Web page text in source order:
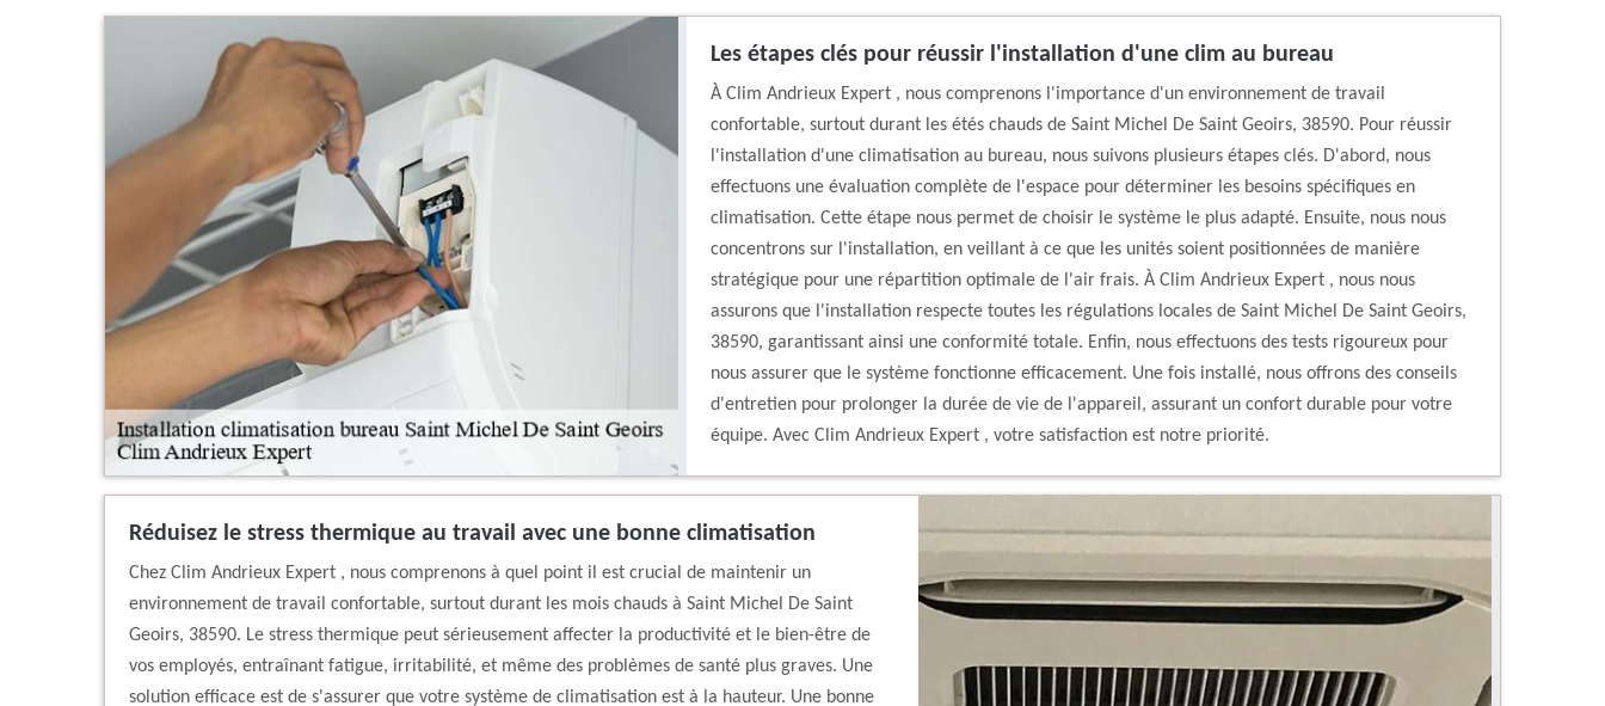
Les étapes clés pour réussir l'installation d'une clim au bureau
À Clim Andrieux Expert , nous comprenons l'importance d'un environnement de travail
confortable, surtout durant les étés chauds de Saint Michel De Saint Geoirs, 38590. Pour réussir
l'installation d'une climatisation au bureau, nous suivons plusieurs étapes clés. D'abord, nous
effectuons une évaluation complète de l'espace pour déterminer les besoins spécifiques en
climatisation. Cette étape nous permet de choisir le système le plus adapté. Ensuite, nous nous
concentrons sur l'installation, en veillant à ce que les unités soient positionnées de manière
stratégique pour une répartition optimale de l'air frais. À Clim Andrieux Expert , nous nous
assurons que l'installation respecte toutes les régulations locales de Saint Michel De Saint Geoirs,
38590, garantissant ainsi une conformité totale. Enfin, nous effectuons des tests rigoureux pour
nous assurer que le système fonctionne efficacement. Une fois installé, nous offrons des conseils
d'entretien pour prolonger la durée de vie de l'appareil, assurant un confort durable pour votre
équipe. Avec Clim Andrieux Expert , votre satisfaction est notre priorité.
Réduisez le stress thermique au travail avec une bonne climatisation
Chez Clim Andrieux Expert , nous comprenons à quel point il est crucial de maintenir un
environnement de travail confortable, surtout durant les mois chauds à Saint Michel De Saint
Geoirs, 38590. Le stress thermique peut sérieusement affecter la productivité et le bien-être de
vos employés, entraînant fatigue, irritabilité, et même des problèmes de santé plus graves. Une
solution efficace est de s'assurer que votre système de climatisation est à la hauteur. Une bonne